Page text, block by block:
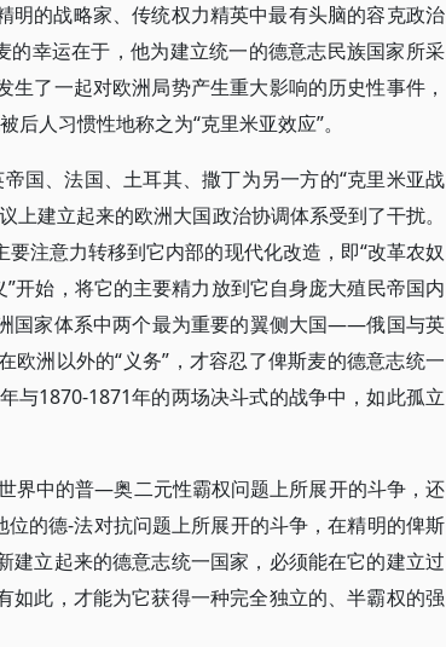
明的战略家、传统权力精英中最有头脑的容克政治
的幸运在于，他为建立统一的德意志民族国家所采
了一起对欧洲局势产生重大影响的历史性事件，
后人习惯性地称之为“克里米亚效应”。
国、法国、土耳其、撒丁为另一方的“克里米亚战
建立起来的欧洲大国政治协调体系受到了干扰。
注意力转移到它内部的现代化改造，即“改革农奴
开始，将它的主要精力放到它自身庞大殖民帝国内
国家体系中两个最为重要的翼侧大国——俄国与英
洲以外的“义务”，才容忍了俾斯麦的德意志统一
与1870-1871年的两场决斗式的战争中，如此孤立
界中的普—奥二元性霸权问题上所展开的斗争，还
的德-法对抗问题上所展开的斗争，在精明的俾斯
立起来的德意志统一国家，必须能在它的建立过
此，才能为它获得一种完全独立的、半霸权的强